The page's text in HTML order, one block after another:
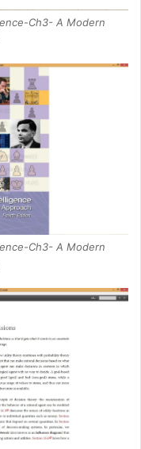
Ch3- A Modern
Ch3- A Modern